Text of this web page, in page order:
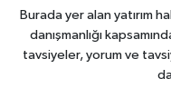
Burada yer alan yatırım
danışmanlığı
tavsiyeler, yorum ve